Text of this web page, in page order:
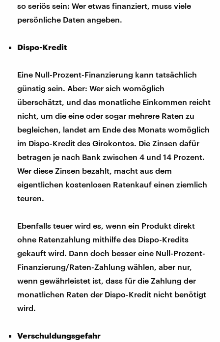
so seriös sein: Wer etwas finanziert, muss viele
persönliche Daten angeben.
Dispo-Kredit
Eine Null-Prozent-Finanzierung kann tatsächlich
günstig sein. Aber: Wer sich womöglich
überschätzt, und das monatliche Einkommen reicht
nicht, um die eine oder sogar mehrere Raten zu
begleichen, landet am Ende des Monats womöglich
im Dispo-Kredit des Girokontos. Die Zinsen dafür
betragen je nach Bank zwischen 4 und 14 Prozent.
Wer diese Zinsen bezahlt, macht aus dem
eigentlichen kostenlosen Ratenkauf einen ziemlich
teuren.
Ebenfalls teuer wird es, wenn ein Produkt direkt
ohne Ratenzahlung mithilfe des Dispo-Kredits
gekauft wird. Dann doch besser eine Null-Prozent-
Finanzierung/Raten-Zahlung wählen, aber nur,
wenn gewährleistet ist, dass für die Zahlung der
monatlichen Raten der Dispo-Kredit nicht benötigt
wird.
Verschuldungsgefahr